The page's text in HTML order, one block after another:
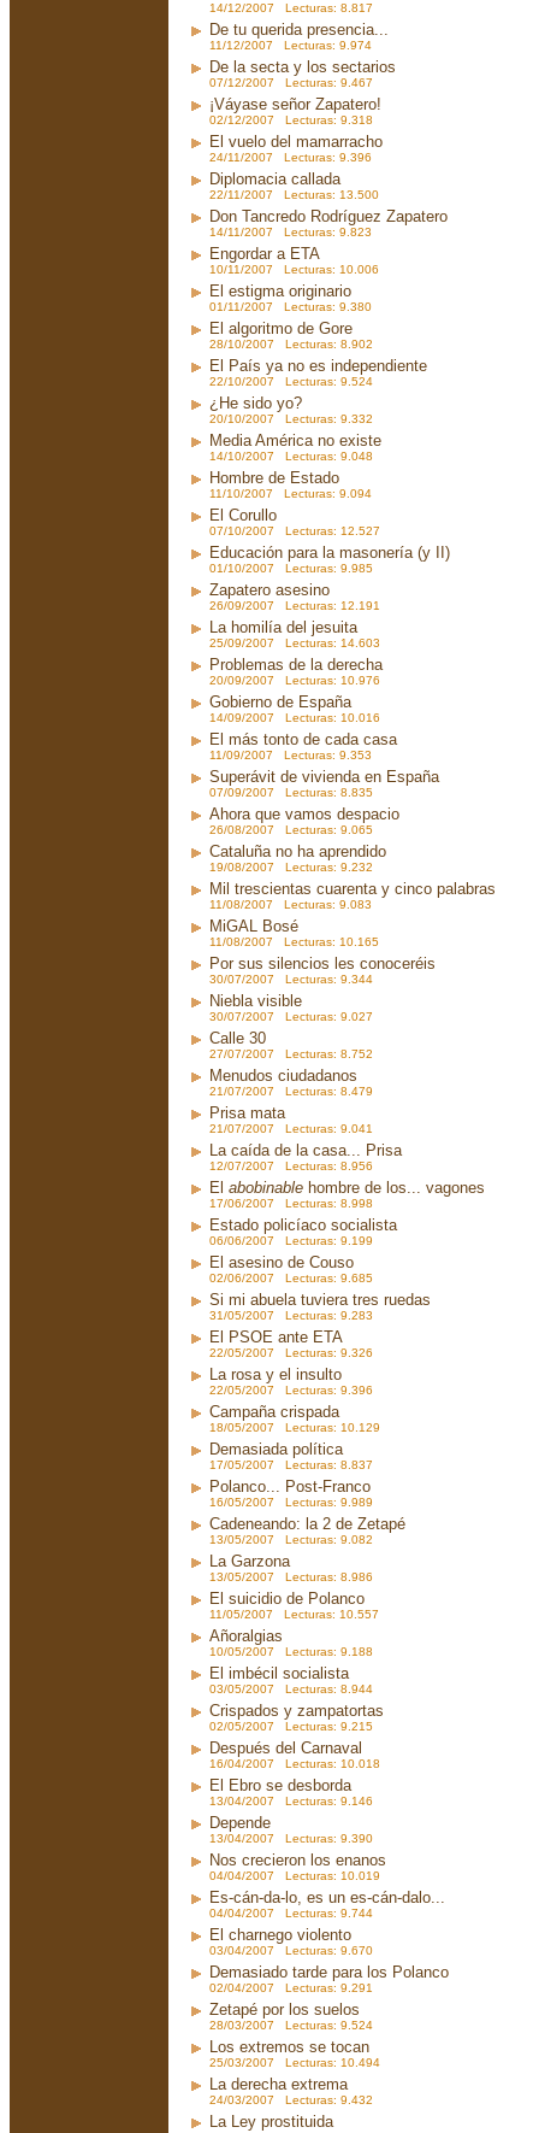
14/12/2007 Lecturas: 8.817
De tu querida presencia...
11/12/2007 Lecturas: 9.974
De la secta y los sectarios
07/12/2007 Lecturas: 9.467
¡Váyase señor Zapatero!
02/12/2007 Lecturas: 9.318
El vuelo del mamarracho
24/11/2007 Lecturas: 9.396
Diplomacia callada
22/11/2007 Lecturas: 13.500
Don Tancredo Rodríguez Zapatero
14/11/2007 Lecturas: 9.823
Engordar a ETA
10/11/2007 Lecturas: 10.006
El estigma originario
01/11/2007 Lecturas: 9.380
El algoritmo de Gore
28/10/2007 Lecturas: 8.902
El País ya no es independiente
22/10/2007 Lecturas: 9.524
¿He sido yo?
20/10/2007 Lecturas: 9.332
Media América no existe
14/10/2007 Lecturas: 9.048
Hombre de Estado
11/10/2007 Lecturas: 9.094
El Corullo
07/10/2007 Lecturas: 12.527
Educación para la masonería (y II)
01/10/2007 Lecturas: 9.985
Zapatero asesino
26/09/2007 Lecturas: 12.191
La homilía del jesuita
25/09/2007 Lecturas: 14.603
Problemas de la derecha
20/09/2007 Lecturas: 10.976
Gobierno de España
14/09/2007 Lecturas: 10.016
El más tonto de cada casa
11/09/2007 Lecturas: 9.353
Superávit de vivienda en España
07/09/2007 Lecturas: 8.835
Ahora que vamos despacio
26/08/2007 Lecturas: 9.065
Cataluña no ha aprendido
19/08/2007 Lecturas: 9.232
Mil trescientas cuarenta y cinco palabras
11/08/2007 Lecturas: 9.083
MiGAL Bosé
11/08/2007 Lecturas: 10.165
Por sus silencios les conoceréis
30/07/2007 Lecturas: 9.344
Niebla visible
30/07/2007 Lecturas: 9.027
Calle 30
27/07/2007 Lecturas: 8.752
Menudos ciudadanos
21/07/2007 Lecturas: 8.479
Prisa mata
21/07/2007 Lecturas: 9.041
La caída de la casa... Prisa
12/07/2007 Lecturas: 8.956
El abobinable hombre de los... vagones
17/06/2007 Lecturas: 8.998
Estado policíaco socialista
06/06/2007 Lecturas: 9.199
El asesino de Couso
02/06/2007 Lecturas: 9.685
Si mi abuela tuviera tres ruedas
31/05/2007 Lecturas: 9.283
El PSOE ante ETA
22/05/2007 Lecturas: 9.326
La rosa y el insulto
22/05/2007 Lecturas: 9.396
Campaña crispada
18/05/2007 Lecturas: 10.129
Demasiada política
17/05/2007 Lecturas: 8.837
Polanco... Post-Franco
16/05/2007 Lecturas: 9.989
Cadeneando: la 2 de Zetapé
13/05/2007 Lecturas: 9.082
La Garzona
13/05/2007 Lecturas: 8.986
El suicidio de Polanco
11/05/2007 Lecturas: 10.557
Añoralgias
10/05/2007 Lecturas: 9.188
El imbécil socialista
03/05/2007 Lecturas: 8.944
Crispados y zampatortas
02/05/2007 Lecturas: 9.215
Después del Carnaval
16/04/2007 Lecturas: 10.018
El Ebro se desborda
13/04/2007 Lecturas: 9.146
Depende
13/04/2007 Lecturas: 9.390
Nos crecieron los enanos
04/04/2007 Lecturas: 10.019
Es-cán-da-lo, es un es-cán-dalo...
04/04/2007 Lecturas: 9.744
El charnego violento
03/04/2007 Lecturas: 9.670
Demasiado tarde para los Polanco
02/04/2007 Lecturas: 9.291
Zetapé por los suelos
28/03/2007 Lecturas: 9.524
Los extremos se tocan
25/03/2007 Lecturas: 10.494
La derecha extrema
24/03/2007 Lecturas: 9.432
La Ley prostituida